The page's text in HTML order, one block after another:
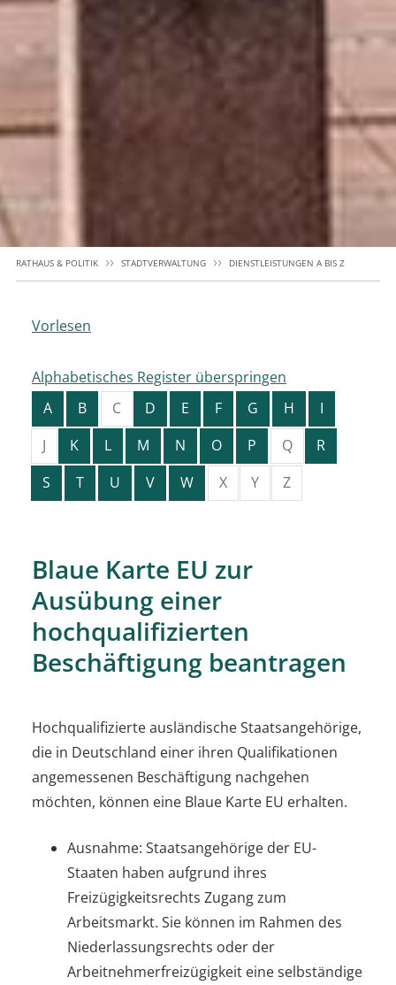
RATHAUS & POLITIK STADTVERWALTUNG DIENSTLEISTUNGEN A BIS Z
Vorlesen
Alphabetisches Register überspringen
A
B C D E F G H
I
J
K L M N O P Q
R
S
T U V W X Y Z
Blaue Karte EU zur
Ausübung einer
hochqualifizierten
Beschäftigung beantragen
Hochqualifizierte ausländische Staatsangehörige,
die in Deutschland einer ihren Qualifikationen
angemessenen Beschäftigung nachgehen
möchten, können eine Blaue Karte EU erhalten.
Ausnahme: Staatsangehörige der EU-
Staaten haben aufgrund ihres
Freizügigkeitsrechts Zugang zum
Arbeitsmarkt. Sie können im Rahmen des
Niederlassungsrechts oder der
Arbeitnehmerfreizügigkeit eine selbständige